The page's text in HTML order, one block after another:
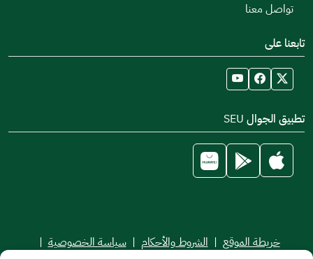
تواصل معنا
تابعنا على
تطبيق الجوال SEU
خريطة الموقع | الشروط والأحكام | سياسة الخصوصية |